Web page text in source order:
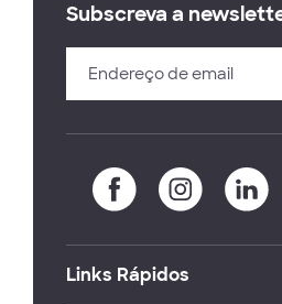
Subscreva a
Links Rápidos